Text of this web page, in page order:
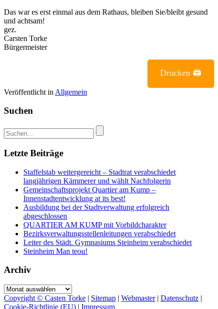
Das war es erst einmal aus dem Rathaus, bleiben Sie/bleibt gesund
und achtsam!
gez.
Carsten Torke
Bürgermeister
Drucken 🖨
Veröffentlicht in Allgemein
Suchen
Letzte Beiträge
Staffelstab weitergereicht – Stadtrat verabschiedet
langjährigen Kämmerer und wählt Nachfolgerin
Gemeinschaftsprojekt Quartier am Kump –
Innenstadtentwicklung at its best!
Ausbildung bei der Stadtverwaltung erfolgreich
abgeschlossen
QUARTIER AM KUMP mit Vorbildcharakter
Bezirksverwaltungsstellenleitungen verabschiedet
Leiter des Städt. Gymnasiums Steinheim verabschiedet
Steinheim Man teou!
Archiv
Archiv
Copyright © Casten Torke | Sitemap | Webmaster| Datenschutz |
Cookie-Richtlinie (EU) | Impressum